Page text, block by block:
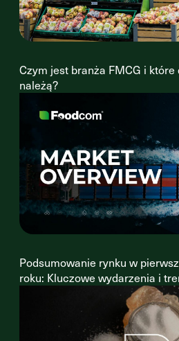
Czym jest branża FMCG i
należą?
Podsumowanie rynku w
roku: Kluczowe wydarzenia i